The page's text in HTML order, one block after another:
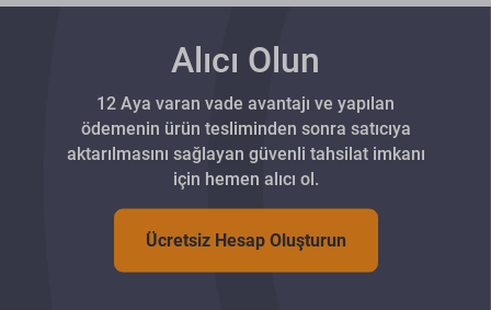
Alıcı Olun
12 Aya varan vade avantajı ve yapılan
ödemenin ürün tesliminden sonra satıcıya
aktarılmasını sağlayan güvenli tahsilat imkanı
için hemen alıcı ol.
Ücretsiz Hesap Oluşturun